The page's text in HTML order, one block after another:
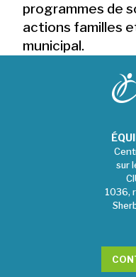
programmes de
actions familles
municipal.
sur
1036,